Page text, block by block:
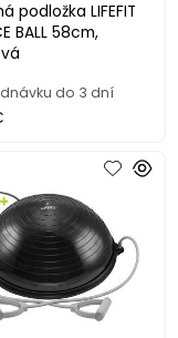
podložka LIFEFIT
BALL 58cm,
do 3 dní